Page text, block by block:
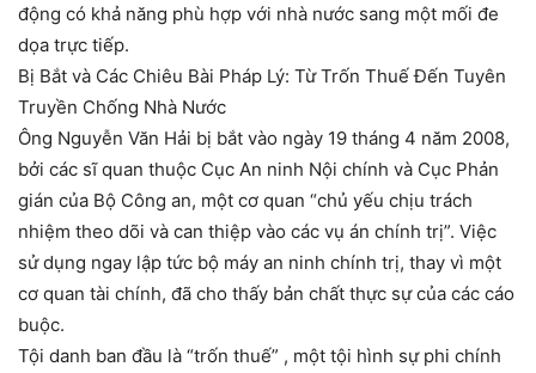
động có khả năng phù hợp với nhà nước sang một mối đe
dọa trực tiếp.
Bị Bắt và Các Chiêu Bài Pháp Lý: Từ Trốn Thuế Đến Tuyên
Truyền Chống Nhà Nước
Ông Nguyễn Văn Hải bị bắt vào ngày 19 tháng 4 năm 2008,
bởi các sĩ quan thuộc Cục An ninh Nội chính và Cục Phản
gián của Bộ Công an, một cơ quan “chủ yếu chịu trách
nhiệm theo dõi và can thiệp vào các vụ án chính trị”. Việc
sử dụng ngay lập tức bộ máy an ninh chính trị, thay vì một
cơ quan tài chính, đã cho thấy bản chất thực sự của các cáo
buộc.
Tội danh ban đầu là “trốn thuế” , một tội hình sự phi chính